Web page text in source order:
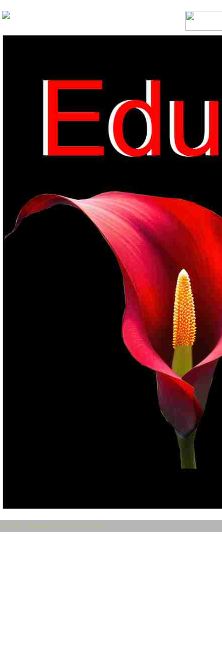
Bom dia - Sexta Feira, 7 de Agosto de 2026